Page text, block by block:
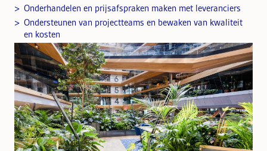
Onderhandelen en prijsafspraken maken met leveranciers
Ondersteunen van projectteams en bewaken van kwaliteit
en kosten